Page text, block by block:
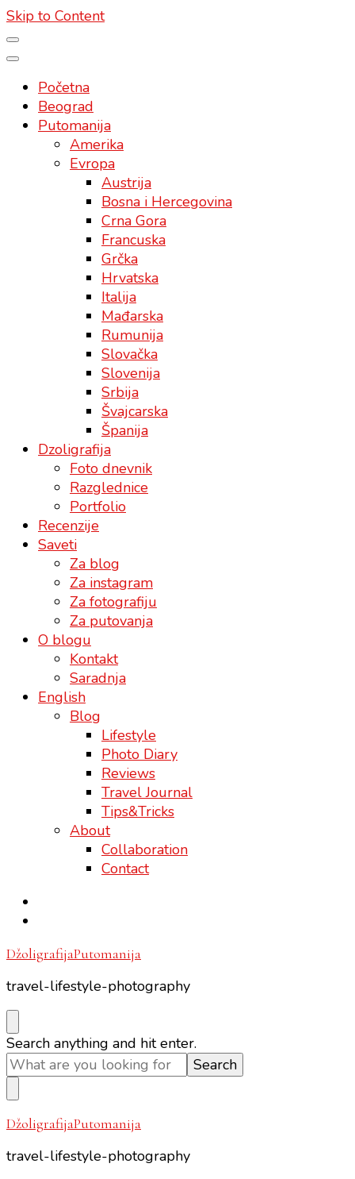
Skip to Content
Početna
Beograd
Putomanija
Amerika
Evropa
Austrija
Bosna i Hercegovina
Crna Gora
Francuska
Grčka
Hrvatska
Italija
Mađarska
Rumunija
Slovačka
Slovenija
Srbija
Švajcarska
Španija
Dzoligrafija
Foto dnevnik
Razglednice
Portfolio
Recenzije
Saveti
Za blog
Za instagram
Za fotografiju
Za putovanja
O blogu
Kontakt
Saradnja
English
Blog
Lifestyle
Photo Diary
Reviews
Travel Journal
Tips&Tricks
About
Collaboration
Contact
DžoligrafijaPutomanija
travel-lifestyle-photography
Looking
for
Something?
Search anything and hit enter.
DžoligrafijaPutomanija
travel-lifestyle-photography